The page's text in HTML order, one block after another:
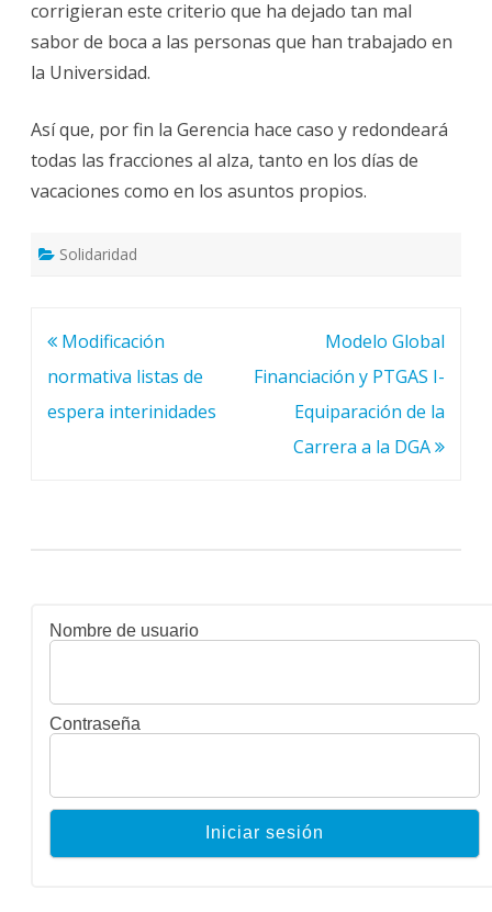
corrigieran este criterio que ha dejado tan mal
sabor de boca a las personas que han trabajado en
la Universidad.
Así que, por fin la Gerencia hace caso y redondeará
todas las fracciones al alza, tanto en los días de
vacaciones como en los asuntos propios.
Solidaridad
Navegación
de
entradas
Modificación
normativa listas de
espera interinidades
Modelo Global
Financiación y PTGAS I-
Equiparación de la
Carrera a la DGA
Nombre de usuario
Contraseña